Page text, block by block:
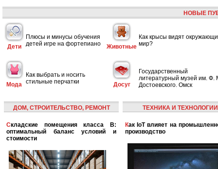
НОВЫЕ
Дети
Плюсы и минусы обучения
детей игре на фортепиано
Животные
Как крысы видят
мир?
Мода
Как выбрать и носить
стильные перчатки
Досуг
Государственный
литературный музей им. Ф.
Достоевского. Омск
ДОМ, СТРОИТЕЛЬСТВО, РЕМОНТ
Складские помещения класса B:
оптимальный баланс условий и
стоимости
ТЕХНИКА И ТЕХНОЛОГИИ
Как IoT влияет на промышленность и
производство